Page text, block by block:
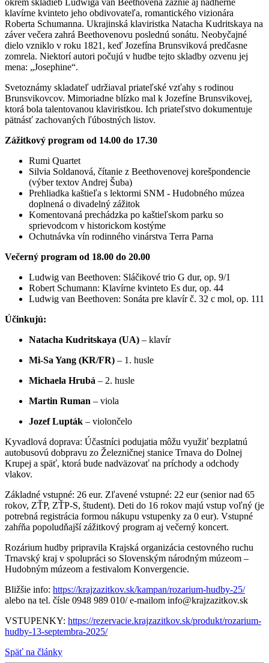
klavírne kvinteto jeho obdivovateľa, romantického vizionára
Roberta Schumanna. Ukrajinská klaviristka Natacha Kudritskaya na
záver večera zahrá Beethovenovu poslednú sonátu. Neobyčajné
dielo vzniklo v roku 1821, keď Jozefína Brunsviková predčasne
zomrela. Niektorí autori počujú v hudbe tejto skladby ozvenu jej
mena: „Josephine“.
Svetoznámy skladateľ udržiaval priateľské vzťahy s rodinou
Brunsvikovcov. Mimoriadne blízko mal k Jozefíne Brunsvikovej,
ktorá bola talentovanou klaviristkou. Ich priateľstvo dokumentuje
pätnásť zachovaných ľúbostných listov.
Zážitkový program od 14.00 do 17.30
Rumi Quartet
Silvia Soldanová, čítanie z Beethovenovej korešpondencie
(výber textov Andrej Šuba)
Prehliadka kaštieľa s lektormi SNM - Hudobného múzea
doplnená o divadelný zážitok
Komentovaná prechádzka po kaštieľskom parku so
sprievodcom v historickom kostýme
Ochutnávka vín rodinného vinárstva Terra Parna
Večerný program od 18.00 do 20.00
Ludwig van Beethoven: Sláčikové trio G dur, op. 9/1
Robert Schumann: Klavírne kvinteto Es dur, op. 44
Ludwig van Beethoven: Sonáta pre klavír č. 32 c mol, op. 111
Účinkujú:
Natacha Kudritskaya (UA) – klavír
Mi-Sa Yang (KR/FR) – 1. husle
Michaela Hrubá – 2. husle
Martin Ruman – viola
Jozef Lupták – violončelo
Kyvadlová doprava: Účastníci podujatia môžu využiť bezplatnú
autobusovú dobpravu zo Železničnej stanice Trnava do Dolnej
Krupej a späť, ktorá bude nadväzovať na príchody a odchody
vlakov.
Základné vstupné: 26 eur. Zľavené vstupné: 22 eur (senior nad 65
rokov, ZŤP, ZŤP-S, študent). Deti do 16 rokov majú vstup voľný (je
potrebná registrácia formou nákupu vstupenky za 0 eur). Vstupné
zahŕňa popoludňajší zážitkový program aj večerný koncert.
Rozárium hudby pripravila Krajská organizácia cestovného ruchu
Trnavský kraj v spolupráci so Slovenským národným múzeom –
Hudobným múzeom a festivalom Konvergencie.
Bližšie info: https://krajzazitkov.sk/kampan/rozarium-hudby-25/
alebo na tel. čísle 0948 989 010/ e-mailom info@krajzazitkov.sk
VSTUPENKY: https://rezervacie.krajzazitkov.sk/produkt/rozarium-
hudby-13-septembra-2025/
Späť na články